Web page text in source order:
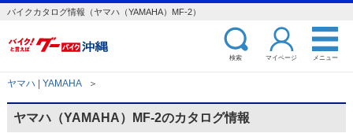
バイクカタログ情報（ヤマハ（YAMAHA）MF-2）
検索 マイページ メニュー
ヤマハ | YAMAHA ＞
ヤマハ（YAMAHA）MF-2のカタログ情報